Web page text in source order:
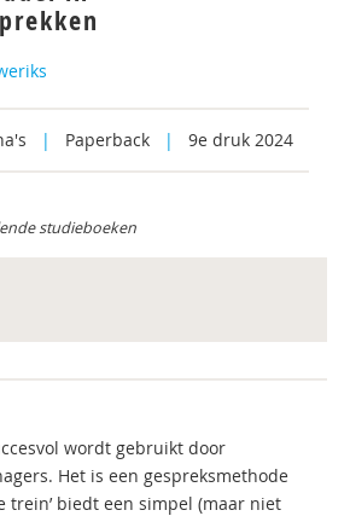
| Paperback | 9e druk 2024
studieboeken
wordt gebruikt door
Het is een gespreksmethode
trein’ biedt een simpel (maar niet